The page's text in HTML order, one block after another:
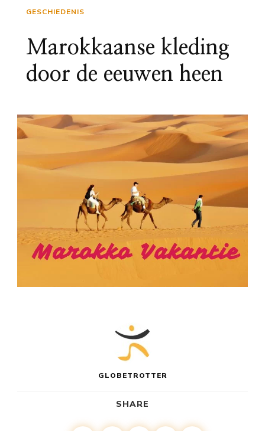
GESCHIEDENIS
Marokkaanse kleding
door de eeuwen heen
GLOBETROTTER
SHARE